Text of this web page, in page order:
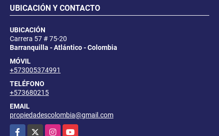
UBICACIÓN Y CONTACTO
UBICACIÓN
Carrera 57 # 75-20
Barranquilla - Atlántico - Colombia
MÓVIL
+573005374991
TELÉFONO
+573680215
EMAIL
propiedadescolombia@gmail.com
Facebook
InstagramYouTube